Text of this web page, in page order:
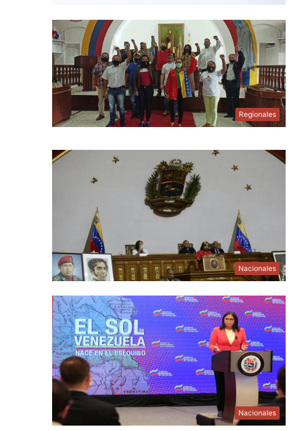
Regionales
Nacionales
Nacionales